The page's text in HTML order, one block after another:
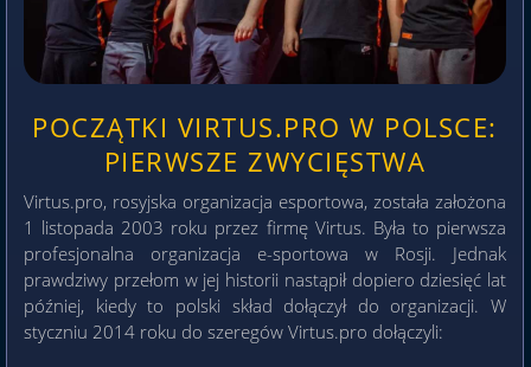
POCZĄTKI VIRTUS.PRO W POLSCE:
PIERWSZE ZWYCIĘSTWA
Virtus.pro, rosyjska organizacja esportowa, została założona
1 listopada 2003 roku przez firmę Virtus. Była to pierwsza
profesjonalna organizacja e-sportowa w Rosji. Jednak
prawdziwy przełom w jej historii nastąpił dopiero dziesięć lat
później, kiedy to polski skład dołączył do organizacji. W
styczniu 2014 roku do szeregów Virtus.pro dołączyli: